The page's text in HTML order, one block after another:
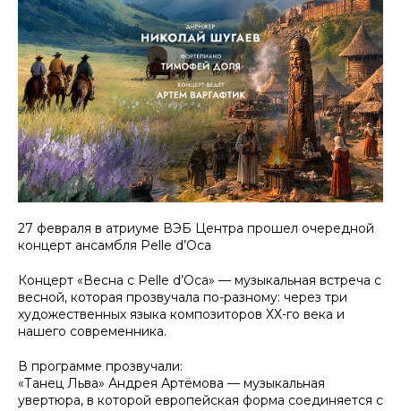
27 февраля в атриуме ВЭБ Центра прошел очередной
концерт ансамбля Pelle d’Oca
Концерт «Весна с Pelle d’Oca» — музыкальная встреча с
весной, которая прозвучала по-разному: через три
художественных языка композиторов ХХ-го века и
нашего современника.
В программе прозвучали:
«Танец Льва» Андрея Артёмова — музыкальная
увертюра, в которой европейская форма соединяется с